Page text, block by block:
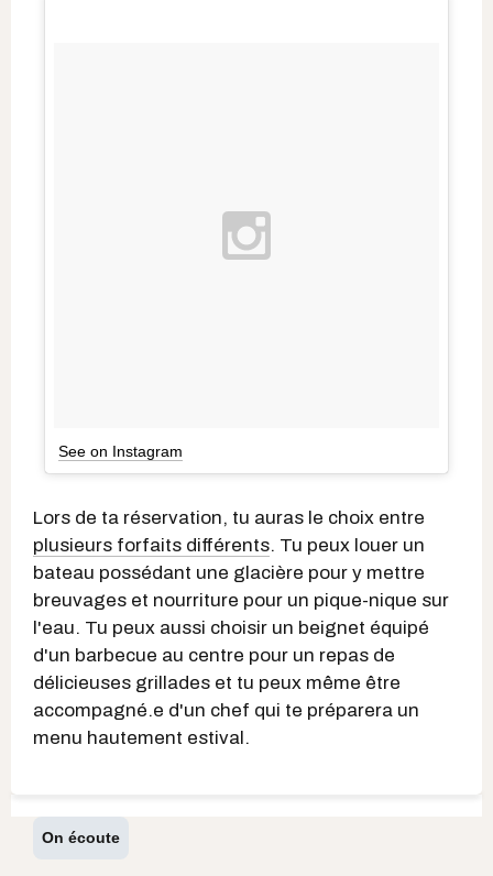
See on Instagram
Lors de ta réservation, tu auras le choix entre
plusieurs forfaits différents. Tu peux louer un
bateau possédant une glacière pour y mettre
breuvages et nourriture pour un pique-nique sur
l'eau. Tu peux aussi choisir un beignet équipé
d'un barbecue au centre pour un repas de
délicieuses grillades et tu peux même être
accompagné.e d'un chef qui te préparera un
menu hautement estival.
On écoute